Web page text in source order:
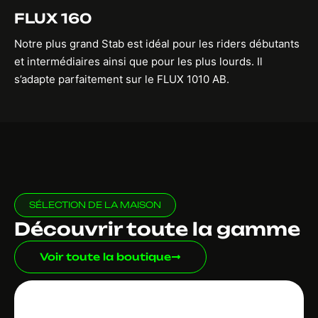
FLUX 160
Notre plus grand Stab est idéal pour les riders débutants
et intermédiaires ainsi que pour les plus lourds. Il
s’adapte parfaitement sur le FLUX 1010 AB.
SÉLECTION DE LA MAISON
Découvrir toute la gamme
Voir toute la boutique